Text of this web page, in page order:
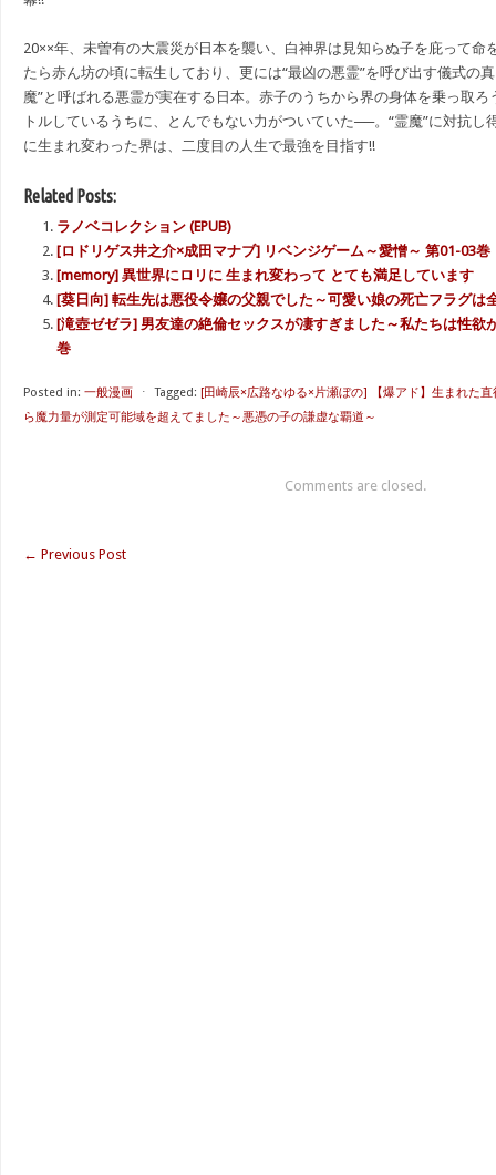
20××年、未曽有の大震災が日本を襲い、白神界は見知らぬ子を庇って命
たら赤ん坊の頃に転生しており、更には“最凶の悪霊”を呼び出す儀式の
魔”と呼ばれる悪霊が実在する日本。赤子のうちから界の身体を乗っ取
トルしているうちに、とんでもない力がついていた──。“霊魔”に対抗し
に生まれ変わった界は、二度目の人生で最強を目指す!!
Related Posts:
ラノベコレクション (EPUB)
[ロドリゲス井之介×成田マナブ] リベンジゲーム～愛憎～ 第01-03巻
[memory] 異世界にロリに 生まれ変わって とても満足しています
[葵日向] 転生先は悪役令嬢の父親でした～可愛い娘の死亡フラグは
[滝壺ゼゼラ] 男友達の絶倫セックスが凄すぎました～私たちは性欲
巻
Posted in: 一般漫画 ⋅ Tagged: [田崎辰×広路なゆる×片瀬ぼの] 【爆アド】生まれた
ら魔力量が測定可能域を超えてました～悪憑の子の謙虚な覇道～
Comments are closed.
← Previous Post